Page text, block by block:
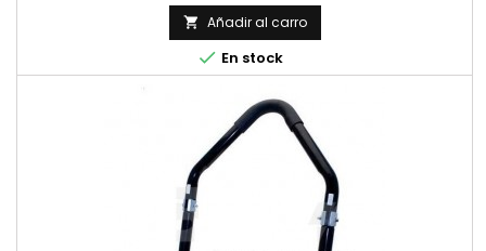
 Añadir al carro
 En stock